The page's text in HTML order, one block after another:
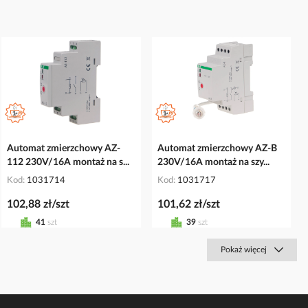
Automat zmierzchowy AZ-
112 230V/16A montaż na s...
Kod 1031714
102,88 zł/szt
41 szt
Automat zmierzchowy AZ-B
230V/16A montaż na szy...
Kod 1031717
101,62 zł/szt
39 szt
Pokaż więcej